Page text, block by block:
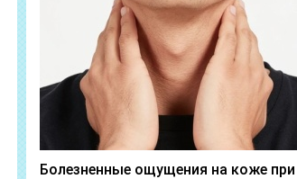
Болезненные ощущения на коже при